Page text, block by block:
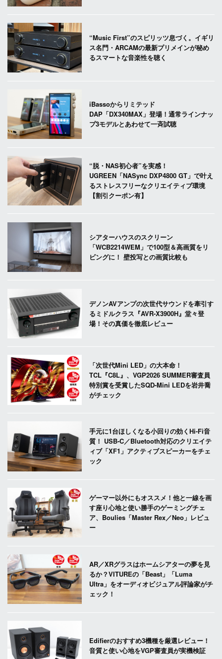
“Music First”のスピリッツ息づく。イギリ
ス名門・ARCAMの最新プリメインが秘め
るスマートな音楽性を聴く
iBassoからリミテッド
DAP「DX340MAX」登場！通常ラインナッ
プ3モデルとあわせて一斉試聴
“脱・NAS初心者”を実感！
UGREEN「NASync DXP4800 GT」で叶え
るストレスフリーなクリエイティブ環境
【割引クーポン有】
シアターハウスのスクリーン
「WCB2214WEM」で100型＆高画質をリ
ビングに！ 壁投写との画質比較も
デノンAVアンプの次世代サウンドを牽引す
るミドルクラス『AVR-X3900H』堂々登
場！その真価を徹底レビュー
「次世代Mini LED」の大本命！
TCL『C8L』、VGP2026 SUMMER審査員
特別賞を受賞したSQD-Mini LEDを岩井喬
がチェック
手元に1台ほしくなる小回りの効くHi-Fi音
質！ USB-C／Bluetooth対応のクリエイテ
ィブ「XF1」アクティブスピーカーをチェ
ック
ゲーマー以外にもオススメ！他と一線を画
す座り心地と使い勝手のゲーミングチェ
ア、Boulies「Master Rex／Neo」レビュ
ー
AR／XRグラスはホームシアターの夢を見
るか？VITUREの「Beast」「Luma
Ultra」をオーディオビジュアル評論家がチ
ェック！
Edifierのおすすめ3機種を厳選レビュー！
音質と使い心地をVGP審査員が実機検証